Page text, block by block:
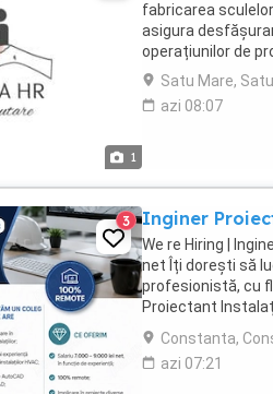
1
fabricarea
asigura
operațiunilor de
Satu Mare,
azi 08:07
3 Inginer
We re Hiring |
net Îți dorești să
profesionistă, cu
Proiectant
face: ...
Constanta,
azi 07:21